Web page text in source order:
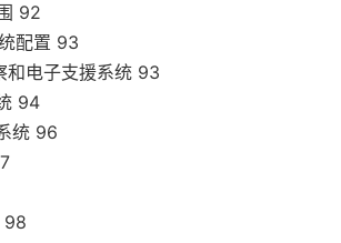
92
配置 93
和电子支援系统 93
94
统 96
98